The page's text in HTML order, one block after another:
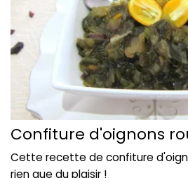
Confiture d'oignons
Cette recette de confiture
rien que du plaisir !